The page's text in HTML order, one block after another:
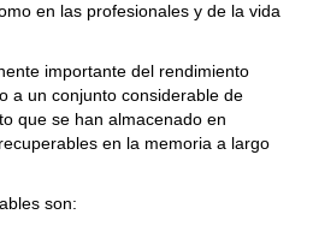
en las profesionales y de la vida
importante del rendimiento
a un conjunto considerable de
que se han almacenado en
en la memoria a largo
son: